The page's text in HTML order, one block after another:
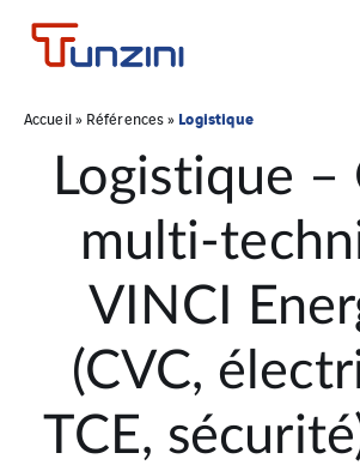
Accueil» Références» Logistique
Logistique
multi-
VINCI
(CVC,
TCE,